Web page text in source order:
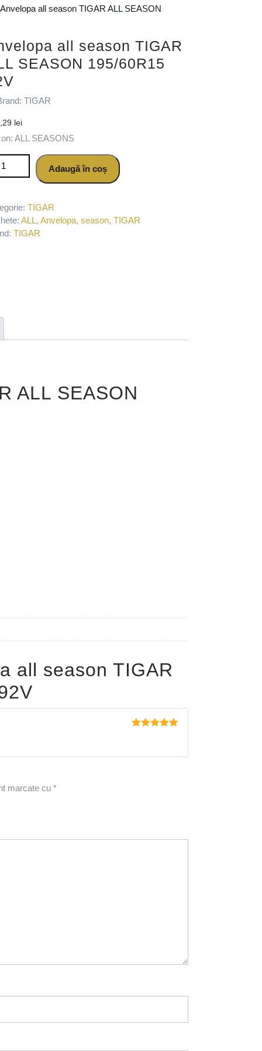
all season TIGAR ALL SEASON
all season TIGAR
SEASON 195/60R15
TIGAR
lei
ALL SEASONS
Anvelopa all season TIGAR ALL SEASON 195/60R15 92V
Adaugă în coș
TIGAR
ALL,Anvelopa,season,TIGAR
TIGAR
ALL SEASON
all season TIGAR
marcate cu *